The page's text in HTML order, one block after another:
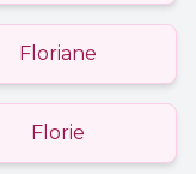
Floriane
Florie